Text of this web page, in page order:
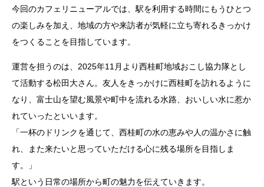
今回のカフェリニューアルでは、駅を利用する時間にもうひとつ
の楽しみを加え、地域の方や来訪者が気軽に立ち寄れるきっかけ
をつくることを目指しています。
運営を担うのは、2025年11月より西桂町地域おこし協力隊とし
て活動する松田大さん。友人をきっかけに西桂町を訪れるように
なり、富士山を望む風景や町中を流れる水路、おいしい水に惹か
れていったといいます。
「一杯のドリンクを通じて、西桂町の水の恵みや人の温かさに触
れ、また来たいと思っていただける心に残る場所を目指しま
す。」
駅という日常の場所から町の魅力を伝えていきます。